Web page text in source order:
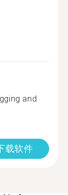
and
载软件